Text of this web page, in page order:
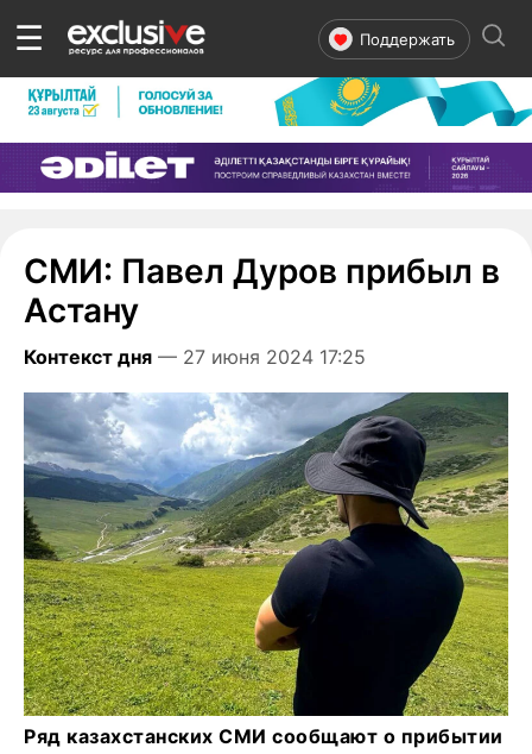
☰ Поддержать
СМИ: Павел Дуров прибыл в
Астану
Контекст дня — 27 июня 2024 17:25
Ряд казахстанских СМИ сообщают о прибытии